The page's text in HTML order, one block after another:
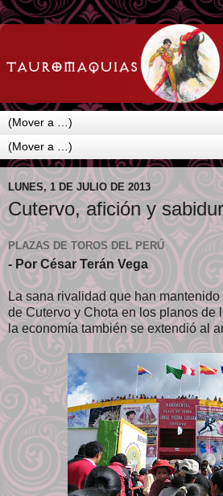
LUNES, 1 DE JULIO DE 2013
Cutervo, afición y
PLAZAS DE TOROS DEL PERÚ
- Por César Terán Vega
La sana rivalidad que han
de Cutervo y Chota en los planos de
la economía también se extendió al